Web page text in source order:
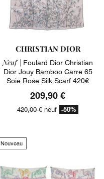
CHRISTIAN DIOR
Neuf | Foulard Dior Christian
Dior Jouy Bamboo Carre 65
Soie Rose Silk Scarf 420€
209,90 €
420,00 € neuf -50%
Nouveau